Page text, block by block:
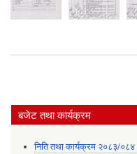
बजेट तथा कार्यक्रम
निति तथा कार्यक्रम २०८३/०८४